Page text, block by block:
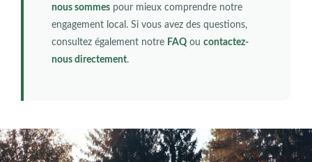
nous sommes pour mieux comprendre notre
engagement local. Si vous avez des questions,
consultez également notre FAQ oucontactez-
nous directement.